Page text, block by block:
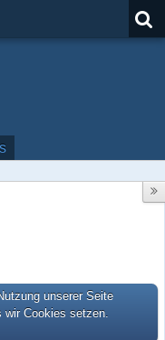
unserer Seite
wir Cookies setzen.